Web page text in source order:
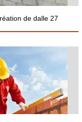
de dalle 27